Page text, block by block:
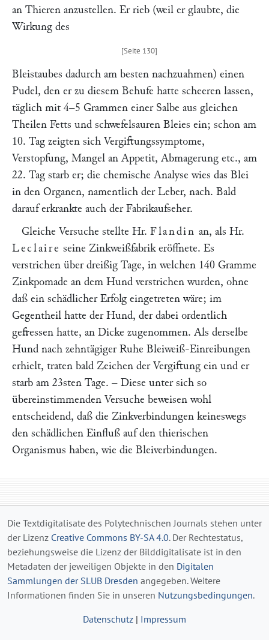
an Thieren anzustellen. Er rieb (weil er glaubte, die
Wirkung des
Bleistaubes dadurch am besten nachzuahmen) einen
Pudel, den er zu diesem Behufe hatte scheeren lassen,
täglich mit 4–5 Grammen einer Salbe aus gleichen
Theilen Fetts und schwefelsauren Bleies ein; schon am
10. Tag zeigten sich Vergiftungssymptome,
Verstopfung, Mangel an Appetit, Abmagerung etc., am
22. Tag starb er; die chemische Analyse wies das Blei
in den Organen, namentlich der Leber, nach. Bald
darauf erkrankte auch der Fabrikaufseher.
Gleiche Versuche stellte Hr. Flandin an, als Hr.
Leclaire seine Zinkweißfabrik eröffnete. Es
verstrichen über dreißig Tage, in welchen 140 Gramme
Zinkpomade an dem Hund verstrichen wurden, ohne
daß ein schädlicher Erfolg eingetreten wäre; im
Gegentheil hatte der Hund, der dabei ordentlich
gefressen hatte, an Dicke zugenommen. Als derselbe
Hund nach zehntägiger Ruhe Bleiweiß-Einreibungen
erhielt, traten bald Zeichen der Vergiftung ein und er
starb am 23sten Tage. – Diese unter sich so
übereinstimmenden Versuche beweisen wohl
entscheidend, daß die Zinkverbindungen keineswegs
den schädlichen Einfluß auf den thierischen
Organismus haben, wie die Bleiverbindungen.
Die Textdigitalisate des Polytechnischen Journals stehen unter
der Lizenz Creative Commons BY-SA 4.0. Der Rechtestatus,
beziehungsweise die Lizenz der Bilddigitalisate ist in den
Metadaten der jeweiligen Objekte in den Digitalen
Sammlungen der SLUB Dresden angegeben. Weitere
Informationen finden Sie in unseren Nutzungsbedingungen.
Datenschutz | Impressum